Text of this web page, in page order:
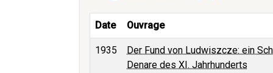
Date Ouvrage
1935
Der Fund von Ludwiszcze: ein
Denare des XI. Jahrhunderts